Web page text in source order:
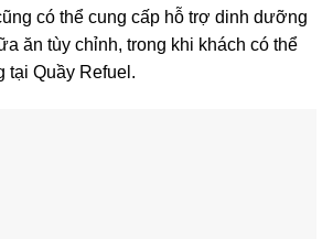
có thể cung cấp hỗ trợ dinh dưỡng
ăn tùy chỉnh, trong khi khách có thể
tại Quầy Refuel.